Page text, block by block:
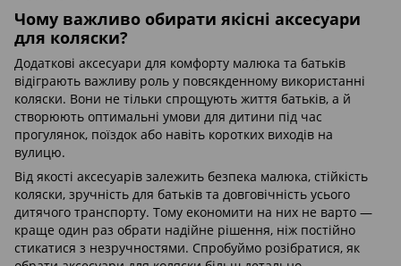
Чому важливо обирати якісні аксесуари
для коляски?
Додаткові аксесуари для комфорту малюка та батьків
відіграють важливу роль у повсякденному використанні
коляски. Вони не тільки спрощують життя батьків, а й
створюють оптимальні умови для дитини під час
прогулянок, поїздок або навіть коротких виходів на
вулицю.
Від якості аксесуарів залежить безпека малюка, стійкість
коляски, зручність для батьків та довговічність усього
дитячого транспорту. Тому економити на них не варто —
краще один раз обрати надійне рішення, ніж постійно
стикатися з незручностями. Спробуймо розібратися, як